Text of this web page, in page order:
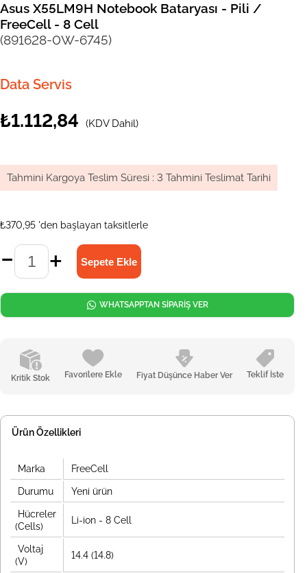
Asus X55LM9H Notebook Bataryası - Pili /
FreeCell - 8 Cell
(891628-0W-6745)
Data Servis
₺1.112,84 (KDV Dahil)
Tahmini Kargoya Teslim Süresi : 3 Tahmini Teslimat Tarihi
₺370,95 'den başlayan taksitlerle
Kritik Stok Favorilere Ekle Fiyat Düşünce Haber Ver Teklif İste
WHATSAPPTAN SİPARİŞ VER
Ürün Özellikleri
Marka FreeCell
Durumu Yeni ürün
Hücreler
(Cells)
Li-ion - 8 Cell
Voltaj
(V)
14.4 (14.8)